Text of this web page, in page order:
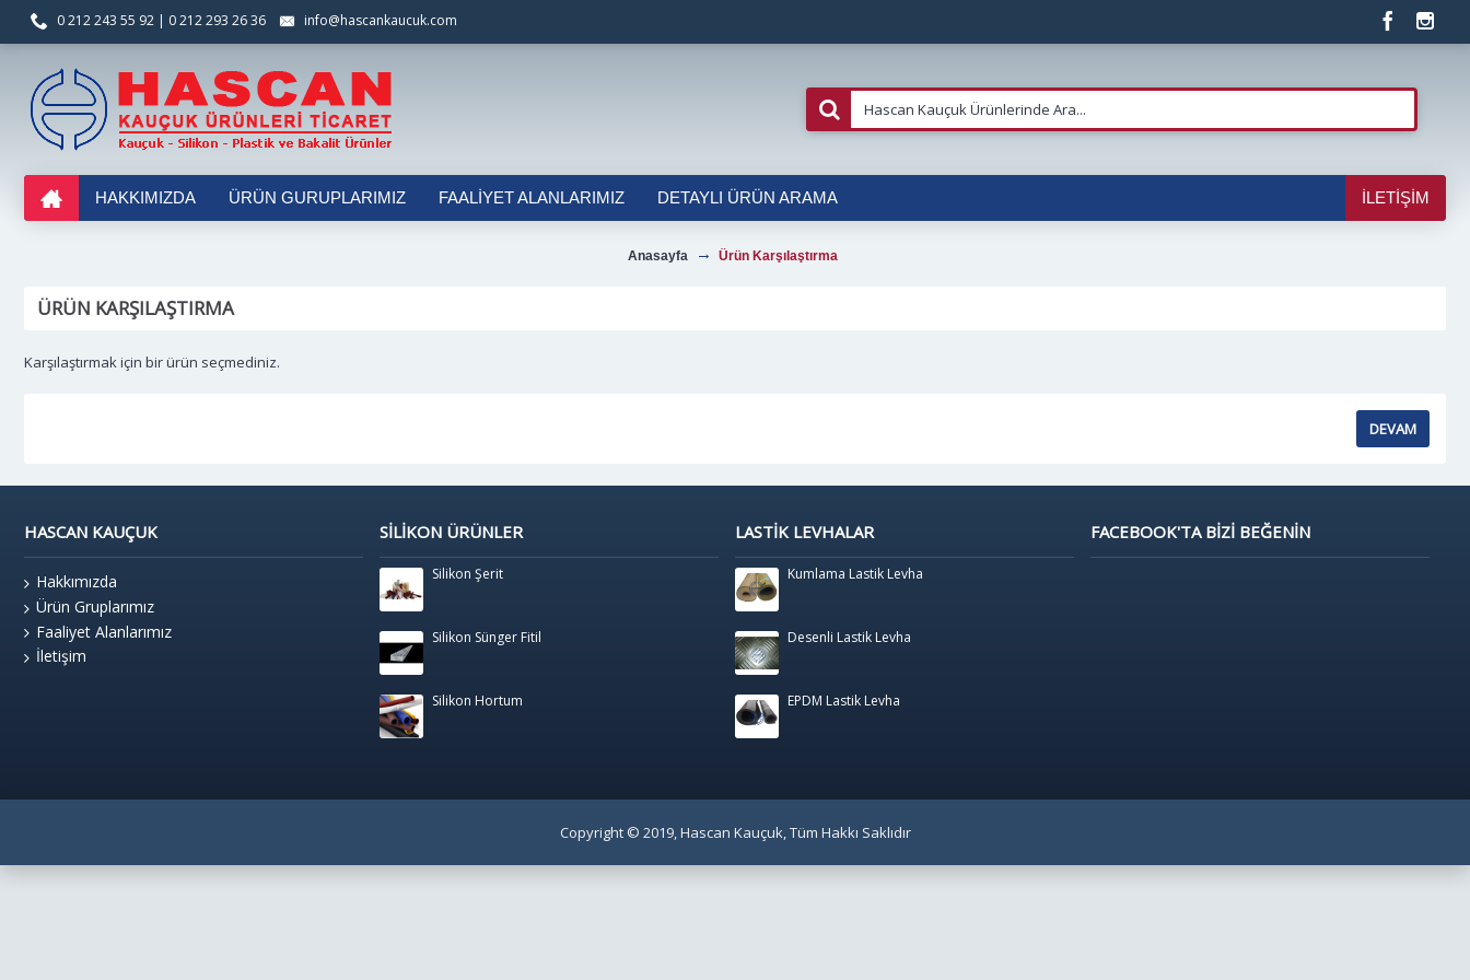
0 212 243 55 92 | 0 212 293 26 36 info@hascankaucuk.com
HAKKIMIZDA ÜRÜN GURUPLARIMIZ FAALIYET ALANLARIMIZ DETAYLI ÜRÜN ARAMA İLETIŞIM
Anasayfa Ürün Karşılaştırma
ÜRÜN KARŞILAŞTIRMA
Karşılaştırmak için bir ürün seçmediniz.
DEVAM
HASCAN KAUÇUK
Hakkımızda
Ürün Gruplarımız
Faaliyet Alanlarımız
İletişim
SILIKON ÜRÜNLER
Silikon Şerit
Silikon Sünger Fitil
Silikon Hortum
LASTIK LEVHALAR
Kumlama Lastik Levha
Desenli Lastik Levha
EPDM Lastik Levha
FACEBOOK'TA BIZI BEĞENIN
Copyright © 2019, Hascan Kauçuk, Tüm Hakkı Saklıdır